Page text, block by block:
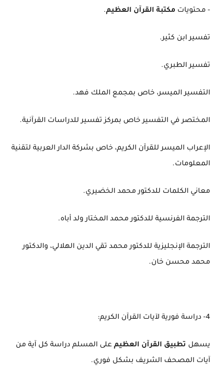
- محتويات مكتبة القرآن العظيم.
تفسير ابن كثير.
تفسير الطبري.
التفسير الميسر، خاص بمجمع الملك فهد.
المختصر في التفسير خاص بمركز تفسير للدراسات القرآنية.
الإعراب الميسر للقرآن الكريم، خاص بشركة الدار العربية لتقنية
المعلومات.
معاني الكلمات للدكتور محمد الخضيري.
الترجمة الفرنسية للدكتور محمد المختار ولد أباه.
الترجمة الإنجليزية للدكتور محمد تقي الدين الهلالي، والدكتور
محمد محسن خان.
4- دراسة فورية لآيات القرآن الكريم:
يسهل تطبيق القرآن العظيم على المسلم دراسة كل آية من
آيات المصحف الشريف بشكل فوري.